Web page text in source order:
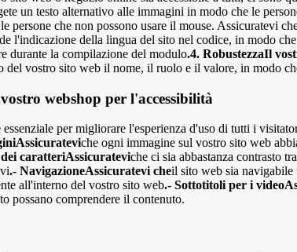
un testo alternativo alle immagini in modo che le
persone che non possono usare il mouse. Assicuratevi
l'indicazione della lingua del sito nel codice, in modo
durante la compilazione del modulo.4. RobustezzaIl
del vostro sito web il nome, il ruolo e il valore, in modo
webshop per l'accessibilità
per migliorare l'esperienza d'uso di tutti i
che ogni immagine sul vostro sito web
caratteriAssicurateviche ci sia abbastanza contrasto
.- NavigazioneAssicuratevi cheil sito web sia navigabile
all'interno del vostro sito web.- Sottotitoli per i
possano comprendere il contenuto.